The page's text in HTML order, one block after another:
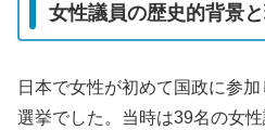
女性議員の歴史的背景
日本で女性が初めて国政に参
選挙でした。当時は39名の女